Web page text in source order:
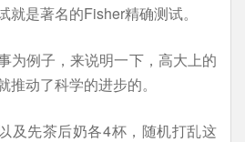
就是著名的Fisher精确测试。
为例子，来说明一下，高大上的
推动了科学的进步的。
及先茶后奶各4杯，随机打乱这